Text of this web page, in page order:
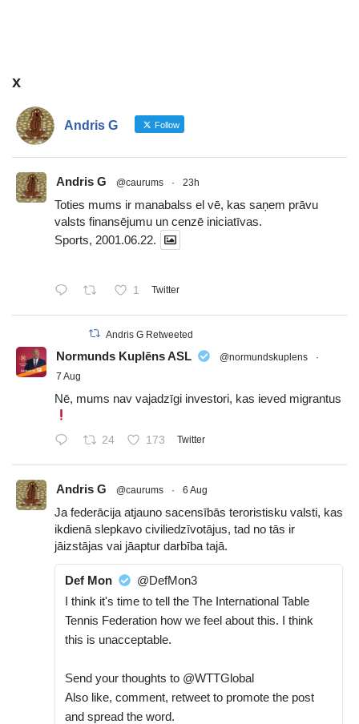
x
Andris G Follow
Andris G @caurums · 23h
Toties mums ir manabalss el vē, kas saņem prāvu
valsts finansējumu un cenzē iniciatīvas.
Sports, 2001.06.22.
1 Twitter
Andris G Retweeted
Normunds Kuplēns ASL @normundskuplens
·
7 Aug
Nē, mums nav vajadzīgi investori, kas ieved migrantus
24 173 Twitter
Andris G @caurums · 6 Aug
Ja federācija atjauno sacensībās teroristisku valsti, kas
ikdienā slepkavo civiliedzīvotājus, tad no tās ir
jāizstājas vai jāaptur darbība tajā.
Def Mon
@DefMon3
I think it's time to tell the The International Table
Tennis Federation how we feel about this. I think
this is unacceptable.
Send your thoughts to @WTTGlobal
Also like, comment, retweet to promote the post
and spread the word.